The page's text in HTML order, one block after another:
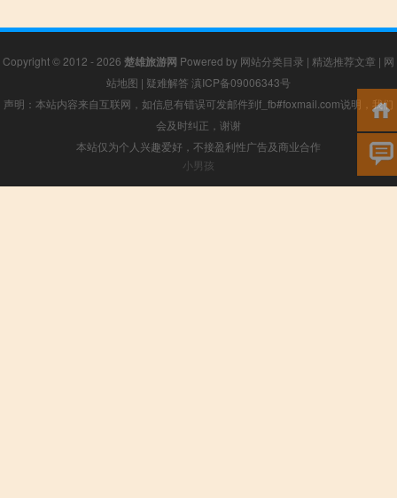
Copyright © 2012 - 2026 楚雄旅游网 Powered by 网站分类目录 | 精选推荐文章 | 网
站地图 | 疑难解答 滇ICP备09006343号
声明：本站内容来自互联网，如信息有错误可发邮件到f_fb#foxmail.com说明，我们
会及时纠正，谢谢
本站仅为个人兴趣爱好，不接盈利性广告及商业合作
小男孩